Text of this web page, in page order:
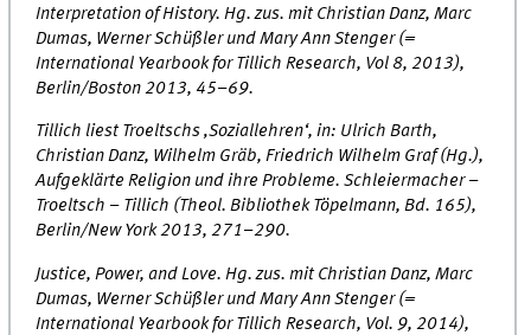
Interpretation of History. Hg. zus. mit Christian Danz, Marc
Dumas, Werner Schüßler und Mary Ann Stenger (=
International Yearbook for Tillich Research, Vol 8, 2013),
Berlin/Boston 2013, 45–69.
Tillich liest Troeltschs ‚Soziallehren‘, in: Ulrich Barth,
Christian Danz, Wilhelm Gräb, Friedrich Wilhelm Graf (Hg.),
Aufgeklärte Religion und ihre Probleme. Schleiermacher –
Troeltsch – Tillich (Theol. Bibliothek Töpelmann, Bd. 165),
Berlin/New York 2013, 271–290.
Justice, Power, and Love. Hg. zus. mit Christian Danz, Marc
Dumas, Werner Schüßler und Mary Ann Stenger (=
International Yearbook for Tillich Research, Vol. 9, 2014),